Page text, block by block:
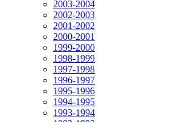
2003-2004
2002-2003
2001-2002
2000-2001
1999-2000
1998-1999
1997-1998
1996-1997
1995-1996
1994-1995
1993-1994